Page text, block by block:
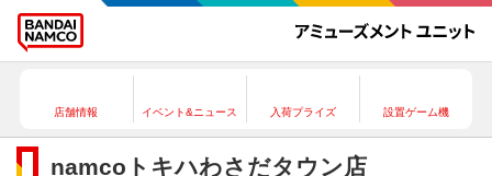
店舗情報 イベント&ニュース 入荷プライズ 設置ゲーム機
namcoトキハわさだタウン店